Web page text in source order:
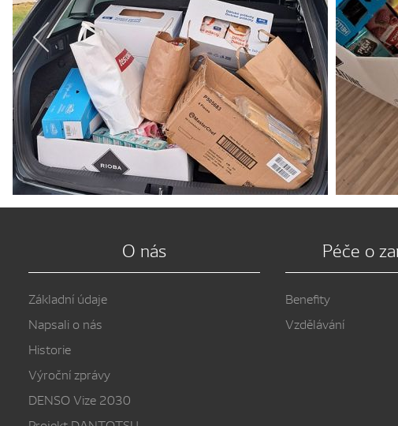
O nás
Základní údaje
Napsali o nás
Historie
Výroční zprávy
DENSO Vize 2030
Péče o
Benefity
Vzdělávání